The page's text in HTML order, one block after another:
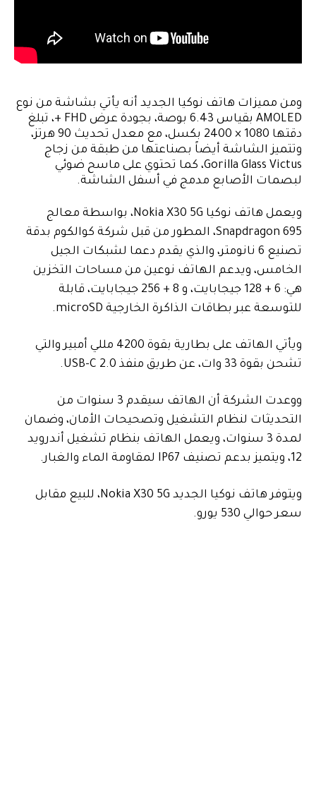
ومن مميزات هاتف نوكيا الجديد أنه يأتي بشاشة من نوع
AMOLED بقياس 6.43 بوصة، بجودة عرض FHD +، تبلغ
دقتها 1080 × 2400 بكسل، مع معدل تحديث 90 هرتز،
وتتميز الشاشة أيضاً بصناعتها من طبقة من زجاج
Gorilla Glass Victus، كما تحتوي على ماسح ضوئي
لبصمات الأصابع مدمج في أسفل الشاشة.
ويعمل هاتف نوكيا Nokia X30 5G، بواسطة معالج
Snapdragon 695، المطور من قبل شركة كوالكوم بدقة
تصنيع 6 نانومتر، والذي يقدم دعما لشبكات الجيل
الخامس، ويدعم الهاتف نوعين من مساحات التخزين
هي: 6 + 128 جيجابايت، و 8 + 256 جيجابايت، قابلة
للتوسعة عبر بطاقات الذاكرة الخارجية microSD.
ويأتي الهاتف على بطارية بقوة 4200 مللي أمبير والتي
تشحن بقوة 33 وات، عن طريق منفذ USB-C 2.0.
ووعدت الشركة أن الهاتف سيقدم 3 سنوات من
التحديثات لنظام التشغيل وتصحيحات الأمان، وضمان
لمدة 3 سنوات، ويعمل الهاتف بنظام تشغيل أندرويد
12، ويتميز بدعم تصنيف IP67 لمقاومة الماء والغبار.
ويتوفر هاتف نوكيا الجديد Nokia X30 5G، للبيع مقابل
سعر حوالي 530 يورو.